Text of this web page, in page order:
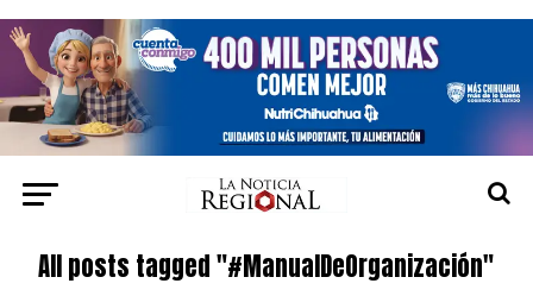
All posts tagged "#ManualDeOrganización"